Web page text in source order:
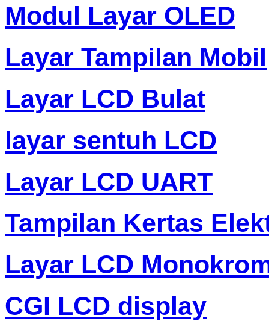
Modul Layar OLED
Layar Tampilan Mobil
Layar LCD Bulat
layar sentuh LCD
Layar LCD UART
Tampilan Kertas
Layar LCD
CGI LCD display